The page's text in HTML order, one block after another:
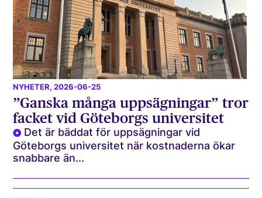
NYHETER, 2026-06-25
”Ganska många uppsägningar” tror
facket vid Göteborgs universitet
Det är bäddat för uppsägningar vid
Göteborgs universitet när kostnaderna ökar
snabbare än...